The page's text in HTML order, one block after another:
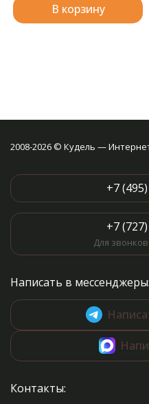
В корзину
2008-2026 © Кудель —
+7
+7
Для
Написать в мессенджеры:
Контакты: